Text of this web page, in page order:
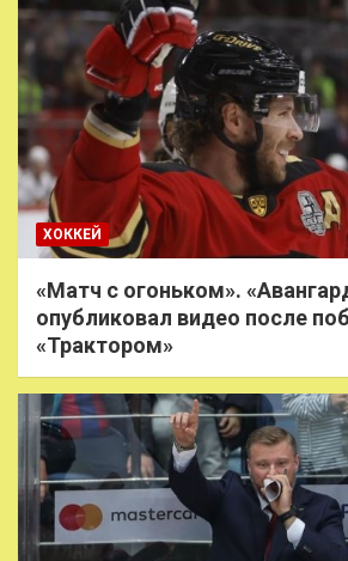
ХОККЕЙ
«Матч с огоньком».
опубликовал видео после
«Трактором»